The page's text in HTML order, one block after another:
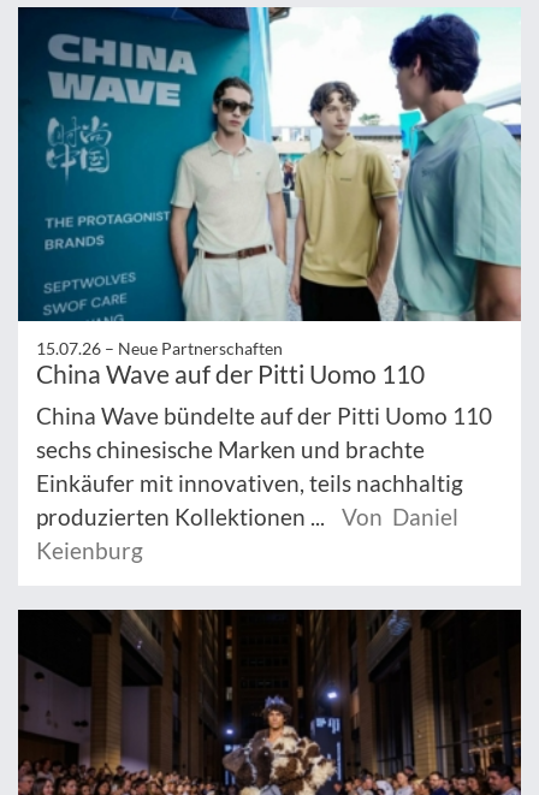
15.07.26 – Neue Partnerschaften
China Wave auf der Pitti Uomo 110
China Wave bündelte auf der Pitti Uomo 110
sechs chinesische Marken und brachte
Einkäufer mit innovativen, teils nachhaltig
produzierten Kollektionen ...
Von Daniel
Keienburg